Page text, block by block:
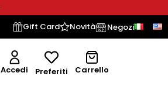
Gift Card Novità Negozi
Accedi Preferiti Carrello